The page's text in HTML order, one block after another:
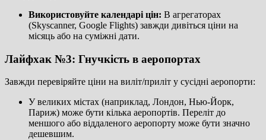
Використовуйте календарі цін: В агрегаторах
(Skyscanner, Google Flights) завжди дивіться ціни на
місяць або на суміжні дати.
Лайфхак №3: Гнучкість в аеропортах
Завжди перевіряйте ціни на виліт/приліт у сусідні аеропорти:
У великих містах (наприклад, Лондон, Нью-Йорк,
Париж) може бути кілька аеропортів. Переліт до
меншого або віддаленого аеропорту може бути значно
дешевшим.